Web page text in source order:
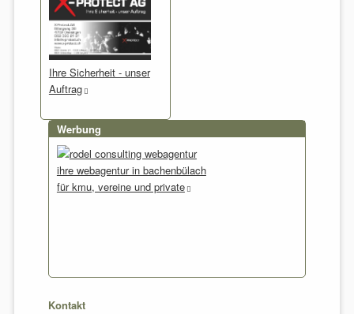
Ihre Sicherheit - unser
Auftrag
Werbung
ihre webagentur in bachenbülach
für kmu, vereine und private
Kontakt